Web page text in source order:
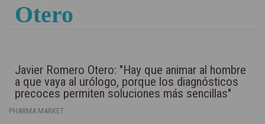
Otero
Javier Romero Otero: "Hay que animar al hombre
a que vaya al urólogo, porque los diagnósticos
precoces permiten soluciones más sencillas"
PHARMA MARKET